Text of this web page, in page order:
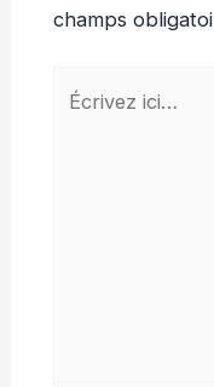
champs
Écrivez